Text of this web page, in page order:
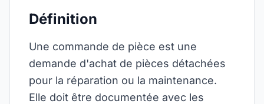
Définition
Une commande de pièce est une
demande d'achat de pièces détachées
pour la réparation ou la maintenance.
Elle doit être documentée avec les